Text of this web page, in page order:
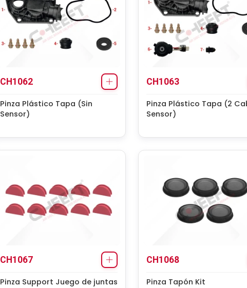
CH1062
Pinza Plástico Tapa (Sin
Sensor)
CH1063
Pinza Plástico Tapa (2
Sensor)
CH1067
Pinza Support Juego de juntas
CH1068
Pinza Tapón Kit